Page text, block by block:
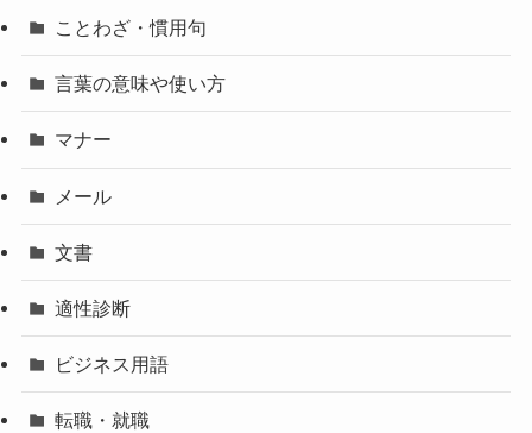
ことわざ・慣用句
言葉の意味や使い方
マナー
メール
文書
適性診断
ビジネス用語
転職・就職